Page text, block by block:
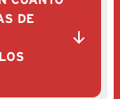
DE